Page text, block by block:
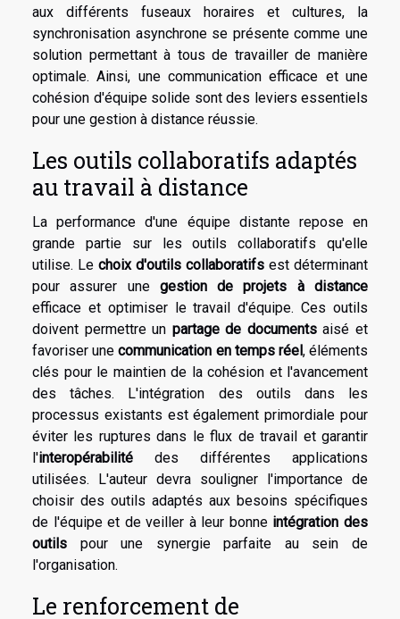
aux différents fuseaux horaires et cultures, la
synchronisation asynchrone se présente comme une
solution permettant à tous de travailler de manière
optimale. Ainsi, une communication efficace et une
cohésion d'équipe solide sont des leviers essentiels
pour une gestion à distance réussie.
Les outils collaboratifs adaptés
au travail à distance
La performance d'une équipe distante repose en
grande partie sur les outils collaboratifs qu'elle
utilise. Le choix d'outils collaboratifs est déterminant
pour assurer une gestion de projets à distance
efficace et optimiser le travail d'équipe. Ces outils
doivent permettre un partage de documentsaisé et
favoriser unecommunication en temps réel, éléments
clés pour le maintien de la cohésion et l'avancement
des tâches. L'intégration des outils dans les
processus existants est également primordiale pour
éviter les ruptures dans le flux de travail et garantir
l'interopérabilité des différentes applications
utilisées. L'auteur devra souligner l'importance de
choisir des outils adaptés aux besoins spécifiques
de l'équipe et de veiller à leur bonne intégration des
outils pour une synergie parfaite au sein de
l'organisation.
Le renforcement de